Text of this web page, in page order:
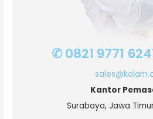
✆ 0821 9771
Kantor
Surabaya, Jawa